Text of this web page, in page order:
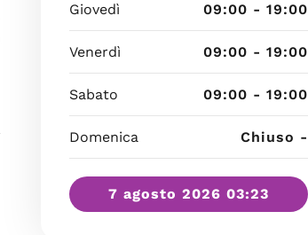
Giovedì 09:00 - 19:00
Venerdì 09:00 - 19:00
Sabato 09:00 - 19:00
Domenica Chiuso -
7 agosto 2026 03:23